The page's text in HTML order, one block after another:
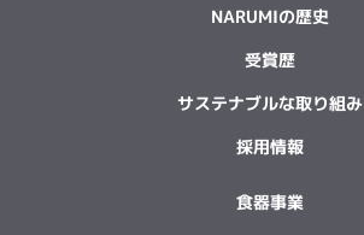
NARUMIの歴史
受賞歴
サステナブルな取り組み
採用情報
食器事業